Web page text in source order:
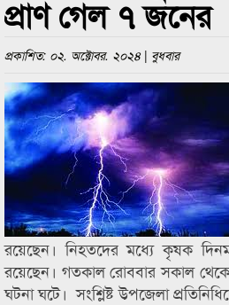
প্রাণ গেল ৭ জনের
প্রকাশিত: ০২. অক্টোবর. ২০২৪ | বুধবার
রয়েছেন। নিহতদের মধ্যে কৃষক
রয়েছেন। গতকাল রোববার সকাল
ঘটনা ঘটে। সংশ্লিষ্ট উপজেলা